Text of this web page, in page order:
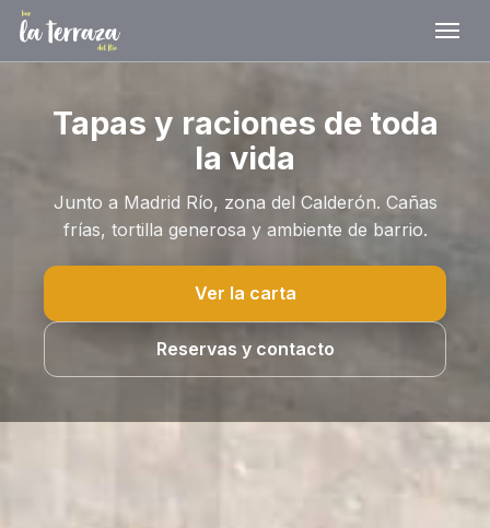
Tapas y raciones de toda
la vida
Junto a Madrid Río, zona del Calderón. Cañas
frías, tortilla generosa y ambiente de barrio.
Ver la carta
Reservas y contacto